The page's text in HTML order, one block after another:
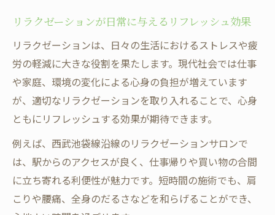
リラクゼーションが日常に与えるリフレッシュ効果
リラクゼーションは、日々の生活におけるストレスや疲
労の軽減に大きな役割を果たします。現代社会では仕事
や家庭、環境の変化による心身の負担が増えています
が、適切なリラクゼーションを取り入れることで、心身
ともにリフレッシュする効果が期待できます。
例えば、西武池袋線沿線のリラクゼーションサロンで
は、駅からのアクセスが良く、仕事帰りや買い物の合間
に立ち寄れる利便性が魅力です。短時間の施術でも、肩
こりや腰痛、全身のだるさなどを和らげることができ、